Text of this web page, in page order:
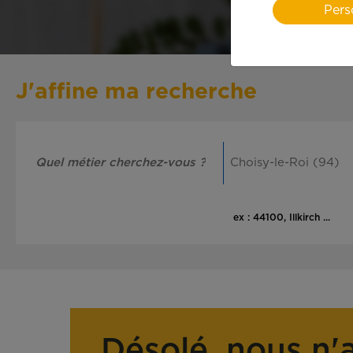
J'affine ma recherche
ex : 44100, Illkirch ...